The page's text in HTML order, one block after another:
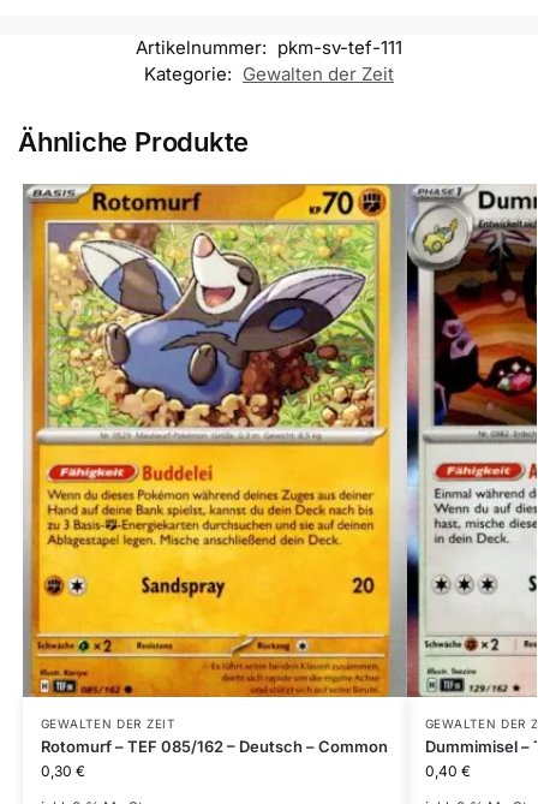
Artikelnummer: pkm-sv-tef-111
Kategorie: Gewalten der Zeit
Ähnliche Produkte
GEWALTEN DER ZEIT
Rotomurf – TEF 085/162 – Deutsch – Common
0,30 €
GEWALTEN DER
Dummimisel –
0,40 €